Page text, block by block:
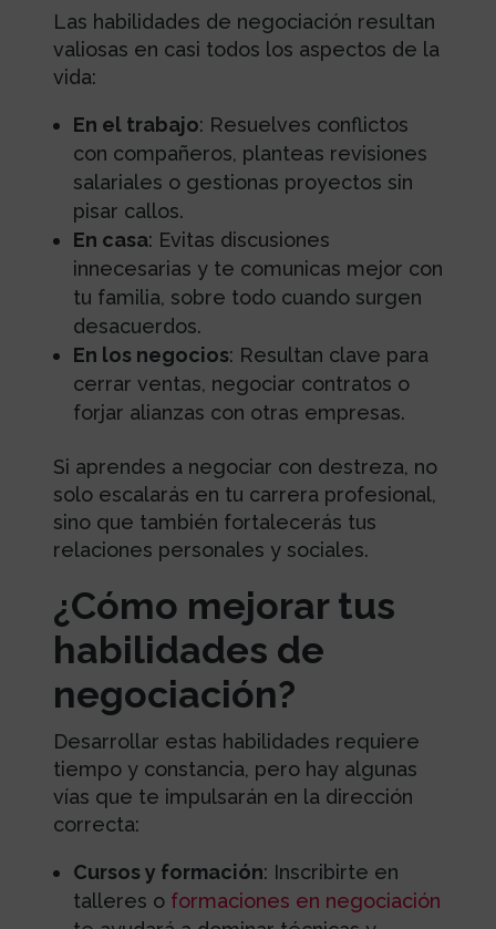
Las habilidades de negociación resultan
valiosas en casi todos los aspectos de la
vida:
En el trabajo: Resuelves conflictos
con compañeros, planteas revisiones
salariales o gestionas proyectos sin
pisar callos.
En casa: Evitas discusiones
innecesarias y te comunicas mejor con
tu familia, sobre todo cuando surgen
desacuerdos.
En los negocios: Resultan clave para
cerrar ventas, negociar contratos o
forjar alianzas con otras empresas.
Si aprendes a negociar con destreza, no
solo escalarás en tu carrera profesional,
sino que también fortalecerás tus
relaciones personales y sociales.
¿Cómo mejorar tus
habilidades de
negociación?
Desarrollar estas habilidades requiere
tiempo y constancia, pero hay algunas
vías que te impulsarán en la dirección
correcta:
Cursos y formación: Inscribirte en
talleres o formaciones en negociación